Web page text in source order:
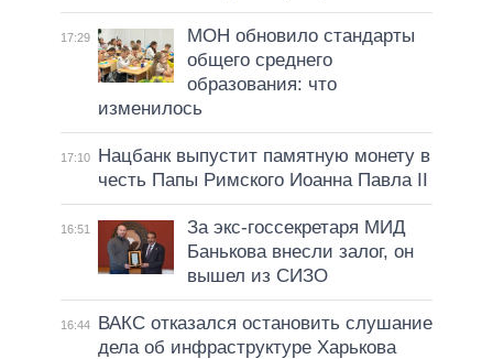
17:29
МОН обновило стандарты
общего среднего
образования: что
изменилось
17:10
Нацбанк выпустит памятную монету в
честь Папы Римского Иоанна Павла II
16:51
За экс-госсекретаря МИД
Банькова внесли залог, он
вышел из СИЗО
16:44
ВАКС отказался остановить слушание
дела об инфраструктуре Харькова